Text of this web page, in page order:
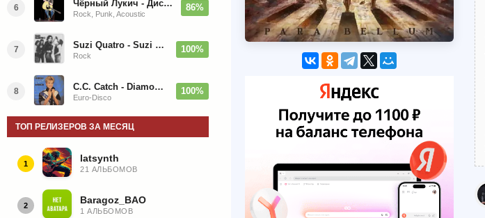
6 Чёрный Лукич - Дискография (1987-2014)
Rock, Punk, Acoustic
86%
7 Suzi Quatro - Suzi Quatro (Bonus Tracks, Remaster) 1973/2022
Rock
100%
8 C.C. Catch - Diamonds. Her Greatest Hits 1988
Euro-Disco
100%
ТОП РЕЛИЗЕРОВ ЗА МЕСЯЦ
1 latsynth
21 АЛЬБОМОВ
2 Baragoz_BAO
1 АЛЬБОМОВ